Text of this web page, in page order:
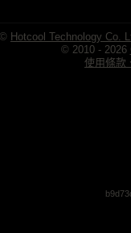
© Hotcool Technology Co.
© 2010 - 2026
使用條款